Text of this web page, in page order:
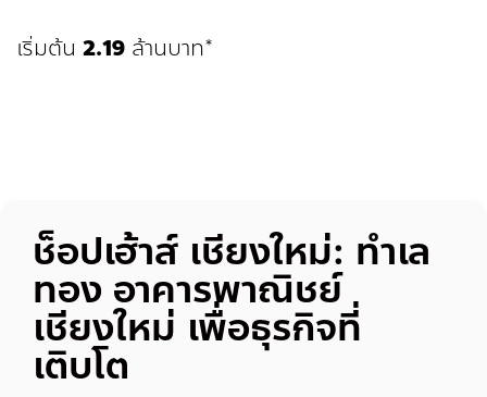
เริ่มต้น 2.19 ล้านบาท*
ช็อปเฮ้าส์ เชียงใหม่: ทำเล
ทอง อาคารพาณิชย์
เชียงใหม่ เพื่อธุรกิจที่
เติบโต